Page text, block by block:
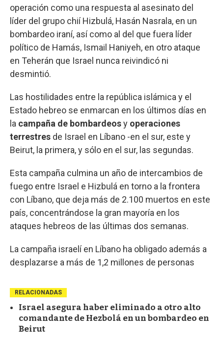
operación como una respuesta al asesinato del
líder del grupo chií Hizbulá, Hasán Nasrala, en un
bombardeo iraní, así como al del que fuera líder
político de Hamás, Ismail Haniyeh, en otro ataque
en Teherán que Israel nunca reivindicó ni
desmintió.
Las hostilidades entre la república islámica y el
Estado hebreo se enmarcan en los últimos días en
la campaña de bombardeosy operaciones
terrestres de Israel en Líbano -en el sur, este y
Beirut, la primera, y sólo en el sur, las segundas.
Esta campaña culmina un año de intercambios de
fuego entre Israel e Hizbulá en torno a la frontera
con Líbano, que deja más de 2.100 muertos en este
país, concentrándose la gran mayoría en los
ataques hebreos de las últimas dos semanas.
La campaña israelí en Líbano ha obligado además a
desplazarse a más de 1,2 millones de personas
RELACIONADAS
Israel asegura haber eliminado a otro alto
comandante de Hezbolá en un bombardeo en
Beirut